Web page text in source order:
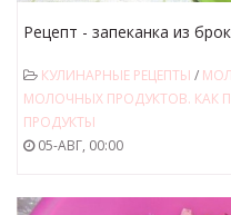
Рецепт - запеканка из
КУЛИНАРНЫЕ РЕЦЕПТЫ /
МОЛОЧНЫХ ПРОДУКТОВ. КАК
ПРОДУКТЫ
05-АВГ, 00:00